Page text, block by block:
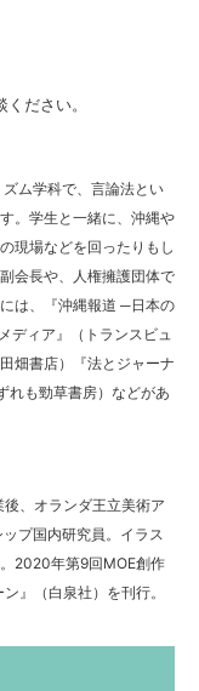
ださい。
ム学科で、言論法とい
。学生と一緒に、沖縄や
現場などを回ったりもし
会長や、人権擁護団体で
は、『沖縄報道 ─日本の
ディア』（トランスビュ
畑書店）『法とジャーナ
れも勁草書房）などがあ
、オランダ王立美術ア
プ国内研究員。イラス
2020年第9回MOE創作
』（白泉社）を刊行。